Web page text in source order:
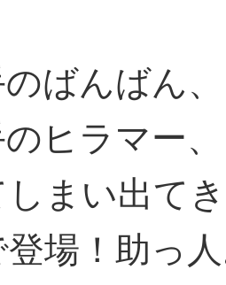
ばんばん
ヒラマー
まい出て
登場！助っ